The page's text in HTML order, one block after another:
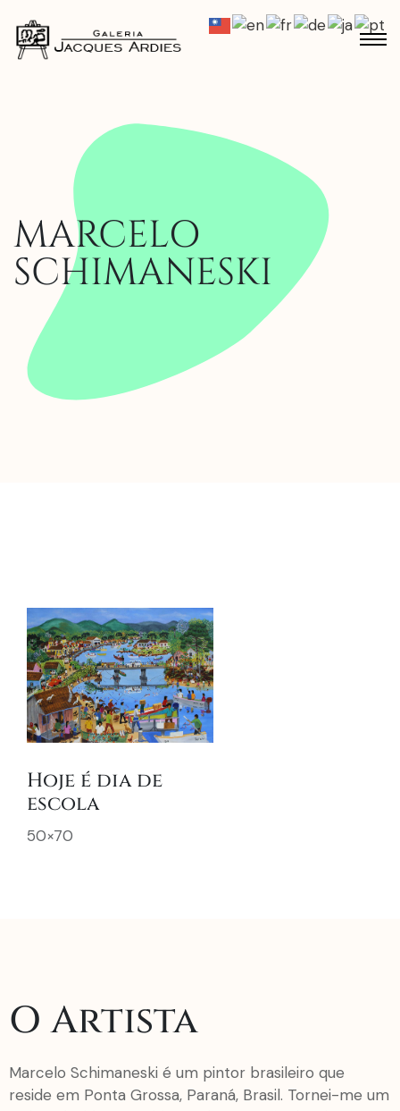
MARCELO
SCHIMANESKI
Hoje é dia de
escola
50×70
O Artista
Marcelo Schimaneski é um pintor brasileiro que
reside em Ponta Grossa, Paraná, Brasil. Tornei-me um